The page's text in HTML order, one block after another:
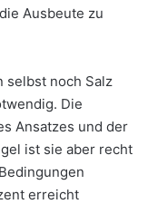
Ausbeute zu
selbst noch Salz
Die
Ansatzes und der
ist sie aber recht
erreicht